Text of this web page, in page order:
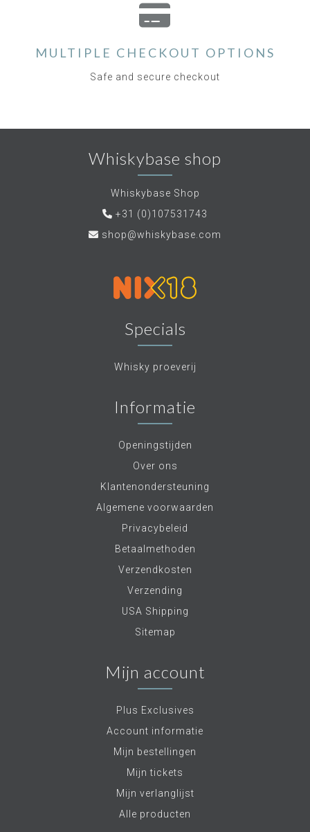
MULTIPLE CHECKOUT OPTIONS
Safe and secure checkout
Whiskybase shop
Whiskybase Shop
+31 (0)107531743
shop@whiskybase.com
Specials
Whisky proeverij
Informatie
Openingstijden
Over ons
Klantenondersteuning
Algemene voorwaarden
Privacybeleid
Betaalmethoden
Verzendkosten
Verzending
USA Shipping
Sitemap
Mijn account
Plus Exclusives
Account informatie
Mijn bestellingen
Mijn tickets
Mijn verlanglijst
Alle producten